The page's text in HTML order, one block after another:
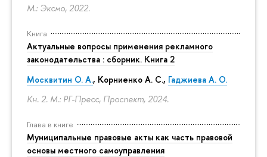
М.: Эксмо, 2022.
Книга
Актуальные вопросы применения рекламного
законодательства : сборник. Книга 2
Москвитин О. А., Корниенко А. С., Гаджиева А. О.
Кн. 2. М.: РГ-Пресс, Проспект, 2024.
Глава в книге
Муниципальные правовые акты как часть правовой
основы местного самоуправления